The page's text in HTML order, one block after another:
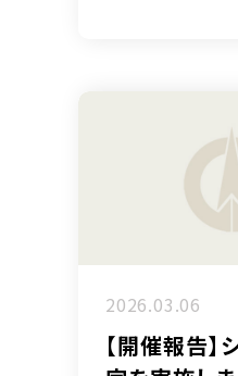
2026.03.06
【開催報告